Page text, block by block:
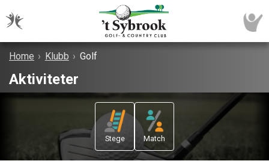
Home › Klubb › Golf
Aktiviteter
Stege Match